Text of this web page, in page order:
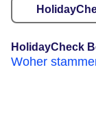
HolidayCheck
Woher